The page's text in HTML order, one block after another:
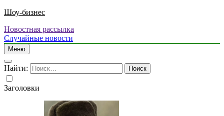
Шоу-бизнес
Новостная рассылка
Случайные новости
Меню
Найти:
Заголовки